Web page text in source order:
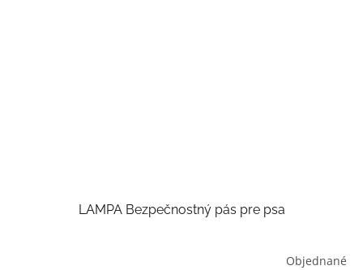
LAMPA Bezpečnostný pás pre psa
Objednané